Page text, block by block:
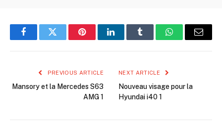
FacebookTwitter PinterestLinkedInTumblr WhatsAppEmail
PREVIOUS ARTICLE
Mansory et la Mercedes S63
AMG 1
NEXT ARTICLE
Nouveau visage pour la
Hyundai i40 1